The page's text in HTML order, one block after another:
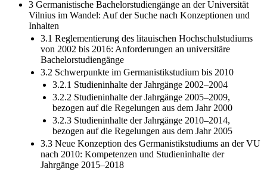
3 Germanistische Bachelorstudiengänge an der Universität
Vilnius im Wandel: Auf der Suche nach Konzeptionen und
Inhalten
3.1 Reglementierung des litauischen Hochschulstudiums
von 2002 bis 2016: Anforderungen an universitäre
Bachelorstudiengänge
3.2 Schwerpunkte im Germanistikstudium bis 2010
3.2.1 Studieninhalte der Jahrgänge 2002–2004
3.2.2 Studieninhalte der Jahrgänge 2005–2009,
bezogen auf die Regelungen aus dem Jahr 2000
3.2.3 Studieninhalte der Jahrgänge 2010–2014,
bezogen auf die Regelungen aus dem Jahr 2005
3.3 Neue Konzeption des Germanistikstudiums an der VU
nach 2010: Kompetenzen und Studieninhalte der
Jahrgänge 2015–2018